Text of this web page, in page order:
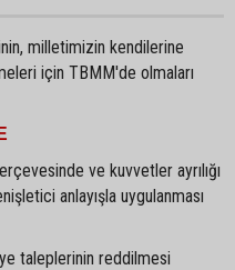
milletimizin kendilerine
için TBMM'de olmaları
ve kuvvetler ayrılığı
anlayışla uygulanması
taleplerinin reddilmesi